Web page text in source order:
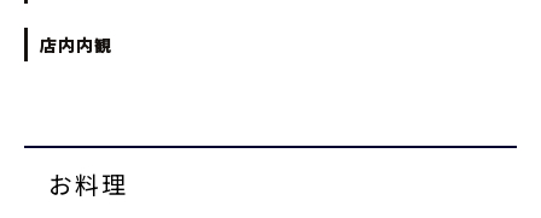
店内内観
お料理